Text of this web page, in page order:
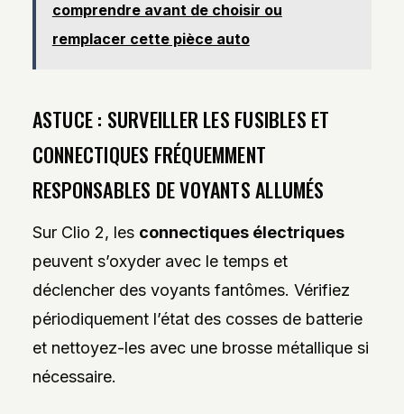
comprendre avant de choisir ou
remplacer cette pièce auto
ASTUCE : SURVEILLER LES FUSIBLES ET
CONNECTIQUES FRÉQUEMMENT
RESPONSABLES DE VOYANTS ALLUMÉS
Sur Clio 2, les connectiques électriques
peuvent s’oxyder avec le temps et
déclencher des voyants fantômes. Vérifiez
périodiquement l’état des cosses de batterie
et nettoyez-les avec une brosse métallique si
nécessaire.